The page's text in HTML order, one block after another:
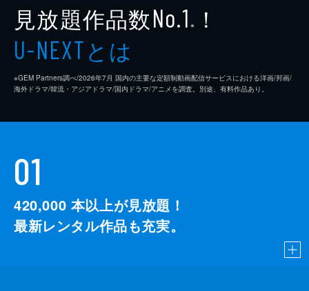
見放題作品数No.1 ※ ！
U-NEXTとは
※GEM Partners調べ/2026年7⽉ 国内の主要な定額制動画配信サービスにおける洋画/邦画/
海外ドラマ/韓流・アジアドラマ/国内ドラマ/アニメを調査。別途、有料作品あり。
01
420,000 本以上が見放題！
最新レンタル作品も充実。